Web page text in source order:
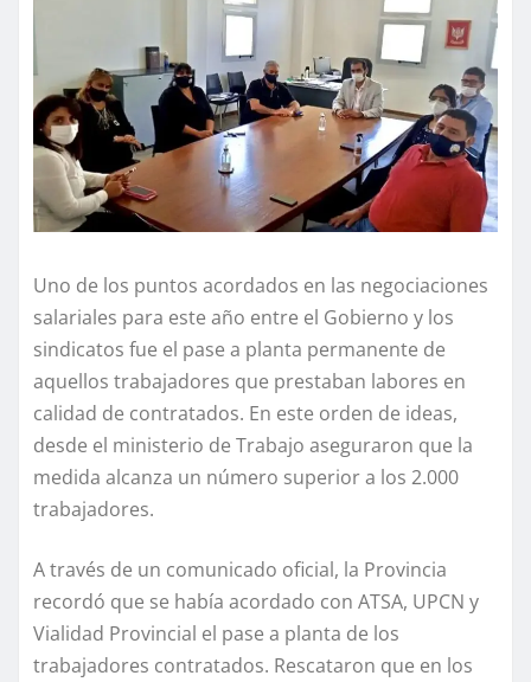
Uno de los puntos acordados en las negociaciones
salariales para este año entre el Gobierno y los
sindicatos fue el pase a planta permanente de
aquellos trabajadores que prestaban labores en
calidad de contratados. En este orden de ideas,
desde el ministerio de Trabajo aseguraron que la
medida alcanza un número superior a los 2.000
trabajadores.
A través de un comunicado oficial, la Provincia
recordó que se había acordado con ATSA, UPCN y
Vialidad Provincial el pase a planta de los
trabajadores contratados. Rescataron que en los